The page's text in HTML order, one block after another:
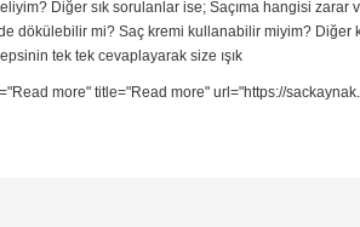
Diğer sık sorulanlar ise; Saçıma hangisi
dökülebilir mi? Saç kremi kullanabilir miyim? Diğer
tek tek cevaplayarak size ışık
more" title="Read more" url="https://